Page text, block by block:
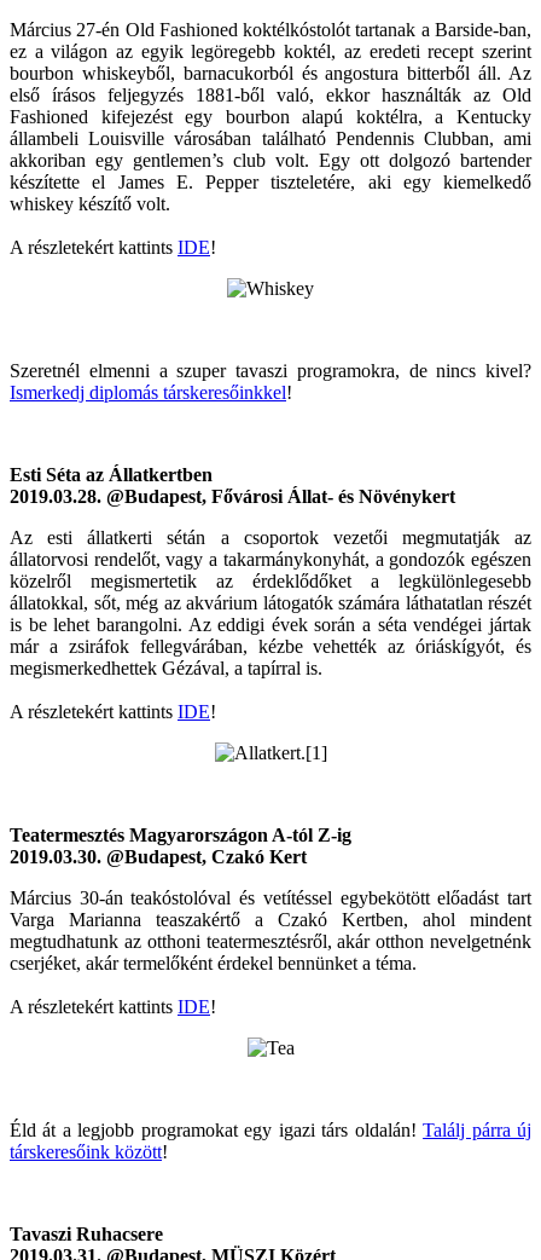
Március 27-én Old Fashioned koktélkóstolót tartanak a Barside-ban,
ez a világon az egyik legöregebb koktél, az eredeti recept szerint
bourbon whiskeyből, barnacukorból és angostura bitterből áll. Az
első írásos feljegyzés 1881-ből való, ekkor használták az Old
Fashioned kifejezést egy bourbon alapú koktélra, a Kentucky
állambeli Louisville városában található Pendennis Clubban, ami
akkoriban egy gentlemen’s club volt. Egy ott dolgozó bartender
készítette el James E. Pepper tiszteletére, aki egy kiemelkedő
whiskey készítő volt.
A részletekért kattints IDE!
Szeretnél elmenni a szuper tavaszi programokra, de nincs kivel?
Ismerkedj diplomás társkeresőinkkel!
Esti Séta az Állatkertben
2019.03.28. @Budapest, Fővárosi Állat- és Növénykert
Az esti állatkerti sétán a csoportok vezetői megmutatják az
állatorvosi rendelőt, vagy a takarmánykonyhát, a gondozók egészen
közelről megismertetik az érdeklődőket a legkülönlegesebb
állatokkal, sőt, még az akvárium látogatók számára láthatatlan részét
is be lehet barangolni. Az eddigi évek során a séta vendégei jártak
már a zsiráfok fellegvárában, kézbe vehették az óriáskígyót, és
megismerkedhettek Gézával, a tapírral is.
A részletekért kattints IDE!
Teatermesztés Magyarországon A-tól Z-ig
2019.03.30. @Budapest, Czakó Kert
Március 30-án teakóstolóval és vetítéssel egybekötött előadást tart
Varga Marianna teaszakértő a Czakó Kertben, ahol mindent
megtudhatunk az otthoni teatermesztésről, akár otthon nevelgetnénk
cserjéket, akár termelőként érdekel bennünket a téma.
A részletekért kattints IDE!
Éld át a legjobb programokat egy igazi társ oldalán!Találj párra új
társkeresőink között!
Tavaszi Ruhacsere
2019.03.31. @Budapest, MÜSZI Közért